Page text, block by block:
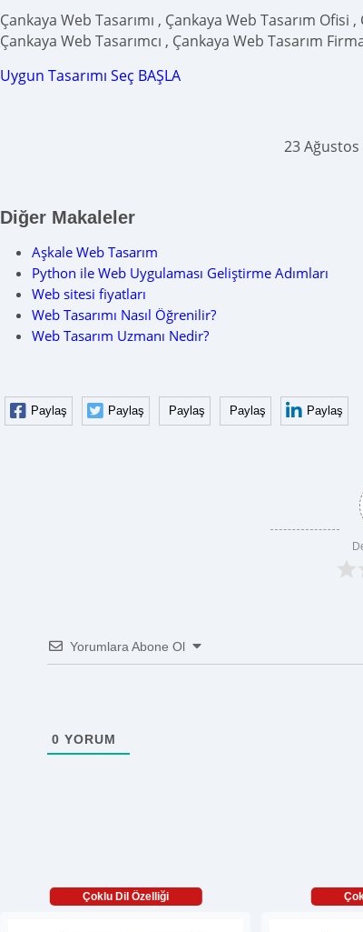
Çankaya Web Tasarımı , Çankaya Web Tasarım Ofisi
Çankaya Web Tasarımcı , Çankaya Web Tasarım
Uygun Tasarımı Seç BAŞLA
23
Diğer Makaleler
Aşkale Web Tasarım
Python ile Web Uygulaması Geliştirme Adımları
Web sitesi fiyatları
Web Tasarımı Nasıl Öğrenilir?
Web Tasarım Uzmanı Nedir?
Paylaş Paylaş Paylaş Paylaş Paylaş
Yorumlara Abone Ol
0 YORUM
Çoklu Dil Özelliği